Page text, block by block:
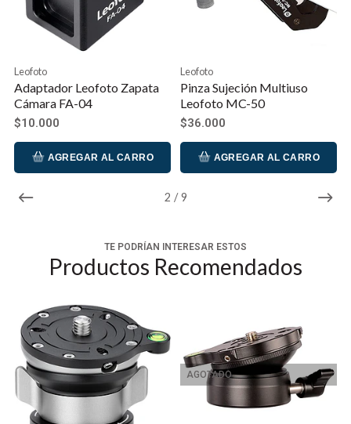
Nivel de Burbuja
Tornillo 3/8
Diámetro: 60mm
Soporta: 15 Kg
Altura máxima: 53mm
3 / 9
Leofoto
Pinza Sujeción Multiuso
Leofoto MC-50
$36.000
AGREGAR AL CARRO
Leofoto
Soporte Teléfono Leofoto
PC-90 II
$22.000
AGREGAR AL CARRO
TE PODRÍAN INTERESAR ESTOS
Productos Recomendados
AGOTADO